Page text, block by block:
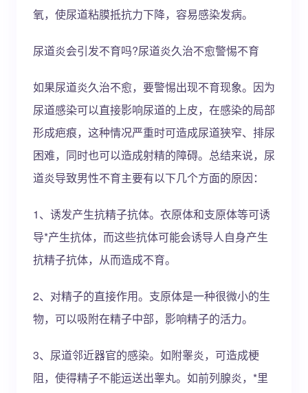
氧，使尿道粘膜抵抗力下降，容易感染发病。
尿道炎会引发不育吗?尿道炎久治不愈警惕不育
如果尿道炎久治不愈，要警惕出现不育现象。因为
尿道感染可以直接影响尿道的上皮，在感染的局部
形成疤痕，这种情况严重时可造成尿道狭窄、排尿
困难，同时也可以造成射精的障碍。总结来说，尿
道炎导致男性不育主要有以下几个方面的原因：
1、诱发产生抗精子抗体。衣原体和支原体等可诱
导*产生抗体，而这些抗体可能会诱导人自身产生
抗精子抗体，从而造成不育。
2、对精子的直接作用。支原体是一种很微小的生
物，可以吸附在精子中部，影响精子的活力。
3、尿道邻近器官的感染。如附睾炎，可造成梗
阻，使得精子不能运送出睾丸。如前列腺炎，*里